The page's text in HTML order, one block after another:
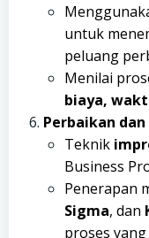
untuk
peluang
Menilai
biaya,
Perbaikan
Teknik
Business
Penerapan
Sigma, dan
proses yang